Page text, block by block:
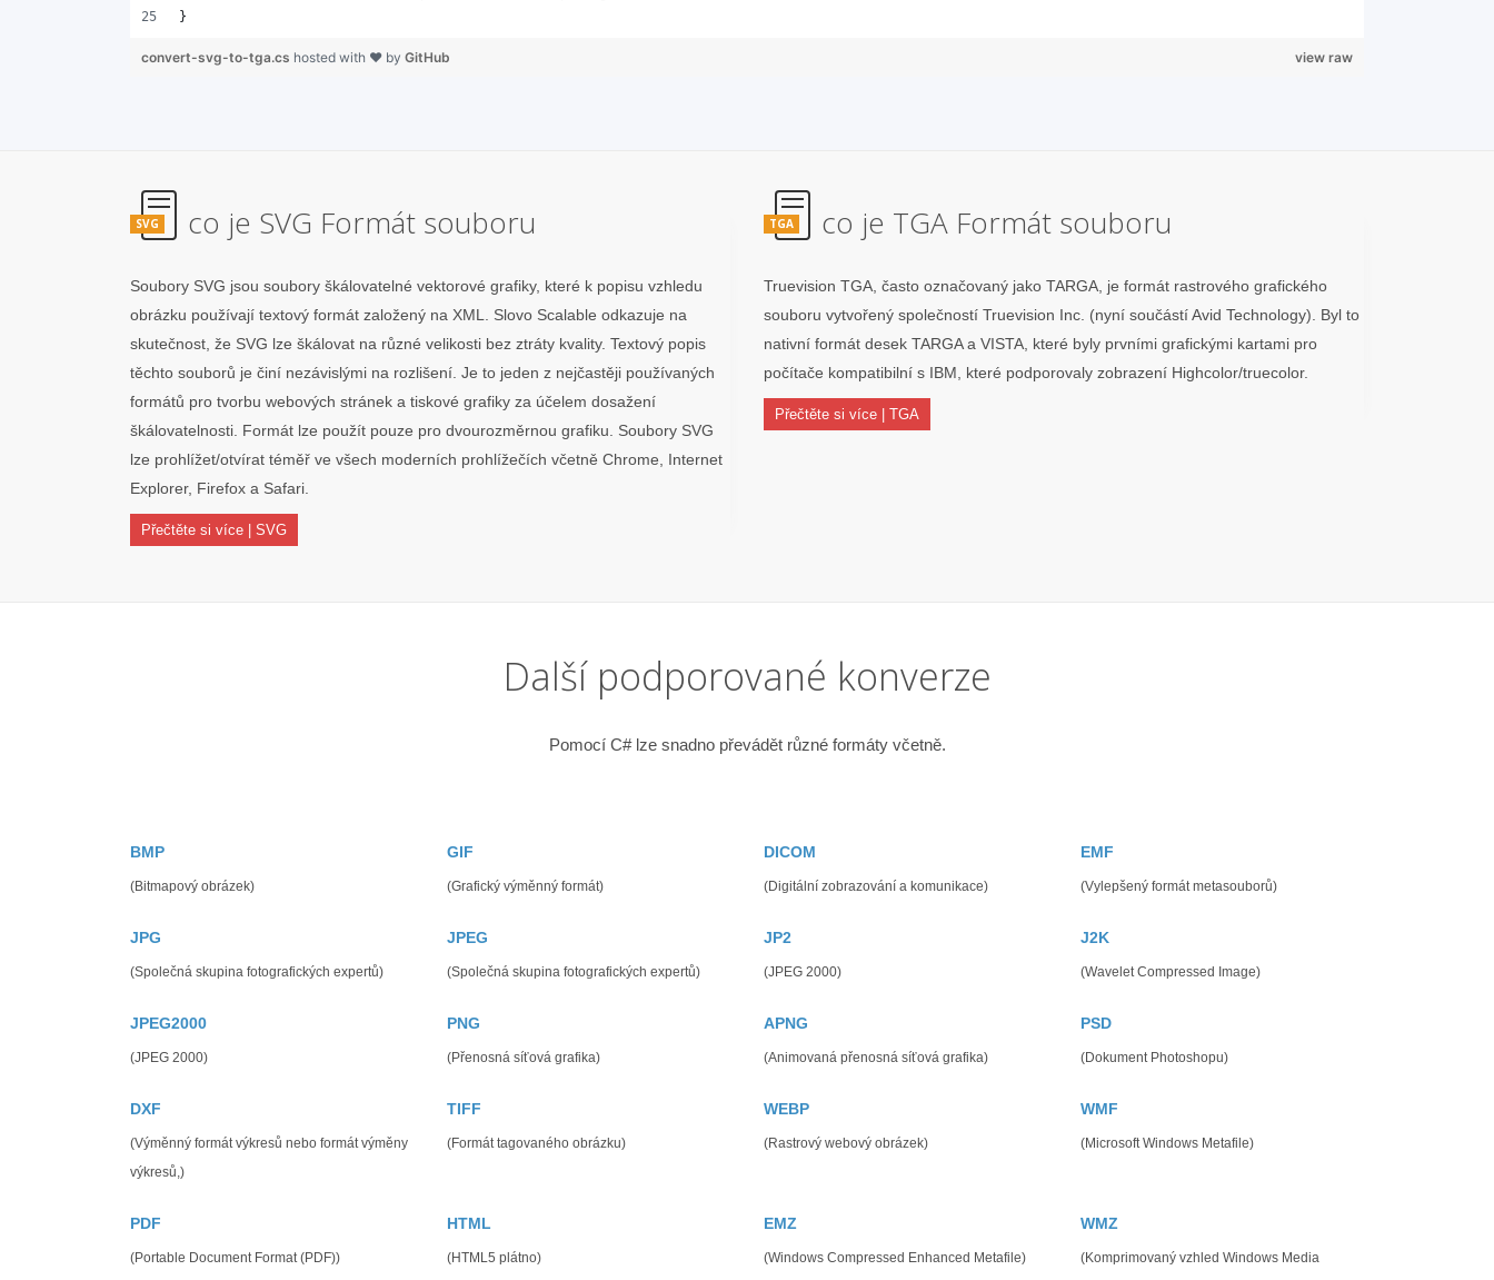
}
view raw
convert-svg-to-tga.cs hosted with ❤ by GitHub
SVG co je SVG Formát souboru
Soubory SVG jsou soubory škálovatelné vektorové grafiky, které k popisu vzhledu
obrázku používají textový formát založený na XML. Slovo Scalable odkazuje na
skutečnost, že SVG lze škálovat na různé velikosti bez ztráty kvality. Textový popis
těchto souborů je činí nezávislými na rozlišení. Je to jeden z nejčastěji používaných
formátů pro tvorbu webových stránek a tiskové grafiky za účelem dosažení
škálovatelnosti. Formát lze použít pouze pro dvourozměrnou grafiku. Soubory SVG
lze prohlížet/otvírat téměř ve všech moderních prohlížečích včetně Chrome, Internet
Explorer, Firefox a Safari.
Přečtěte si více | SVG
TGA co je TGA Formát souboru
Truevision TGA, často označovaný jako TARGA, je formát rastrového grafického
souboru vytvořený společností Truevision Inc. (nyní součástí Avid Technology). Byl to
nativní formát desek TARGA a VISTA, které byly prvními grafickými kartami pro
počítače kompatibilní s IBM, které podporovaly zobrazení Highcolor/truecolor.
Přečtěte si více | TGA
Další podporované konverze
Pomocí C# lze snadno převádět různé formáty včetně.
BMP
(Bitmapový obrázek)
GIF
(Grafický výměnný formát)
DICOM
(Digitální zobrazování a komunikace)
EMF
(Vylepšený formát metasouborů)
JPG
(Společná skupina fotografických expertů)
JPEG
(Společná skupina fotografických expertů)
JP2
(JPEG 2000)
J2K
(Wavelet Compressed Image)
JPEG2000
(JPEG 2000)
PNG
(Přenosná síťová grafika)
APNG
(Animovaná přenosná síťová grafika)
PSD
(Dokument Photoshopu)
DXF
(Výměnný formát výkresů nebo formát výměny
výkresů,)
TIFF
(Formát tagovaného obrázku)
WEBP
(Rastrový webový obrázek)
WMF
(Microsoft Windows Metafile)
PDF
(Portable Document Format (PDF))
HTML
(HTML5 plátno)
EMZ
(Windows Compressed Enhanced Metafile)
WMZ
(Komprimovaný vzhled Windows Media